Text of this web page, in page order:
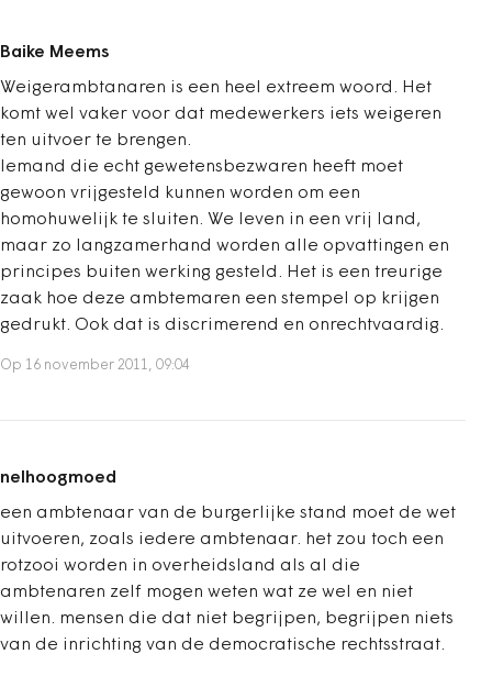
Baike Meems
Weigerambtanaren is een heel extreem woord. Het
komt wel vaker voor dat medewerkers iets weigeren
ten uitvoer te brengen.
Iemand die echt gewetensbezwaren heeft moet
gewoon vrijgesteld kunnen worden om een
homohuwelijk te sluiten. We leven in een vrij land,
maar zo langzamerhand worden alle opvattingen en
principes buiten werking gesteld. Het is een treurige
zaak hoe deze ambtemaren een stempel op krijgen
gedrukt. Ook dat is discrimerend en onrechtvaardig.
Op 16 november 2011, 09:04
nelhoogmoed
een ambtenaar van de burgerlijke stand moet de wet
uitvoeren, zoals iedere ambtenaar. het zou toch een
rotzooi worden in overheidsland als al die
ambtenaren zelf mogen weten wat ze wel en niet
willen. mensen die dat niet begrijpen, begrijpen niets
van de inrichting van de democratische rechtsstraat.